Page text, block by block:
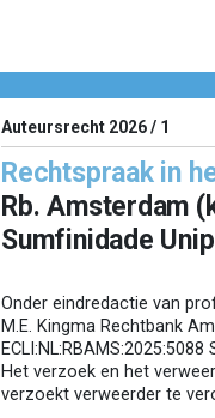
Auteursrecht 2026 / 1
Rechtspraak in
Rb. Amsterdam
Sumfinidade
Onder eindredactie van
M.E. Kingma Rechtbank
Het verzoek en het
verzoekt verweerder te